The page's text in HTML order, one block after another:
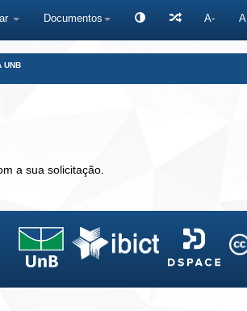
Documentos A- A
UNB
a sua solicitação.